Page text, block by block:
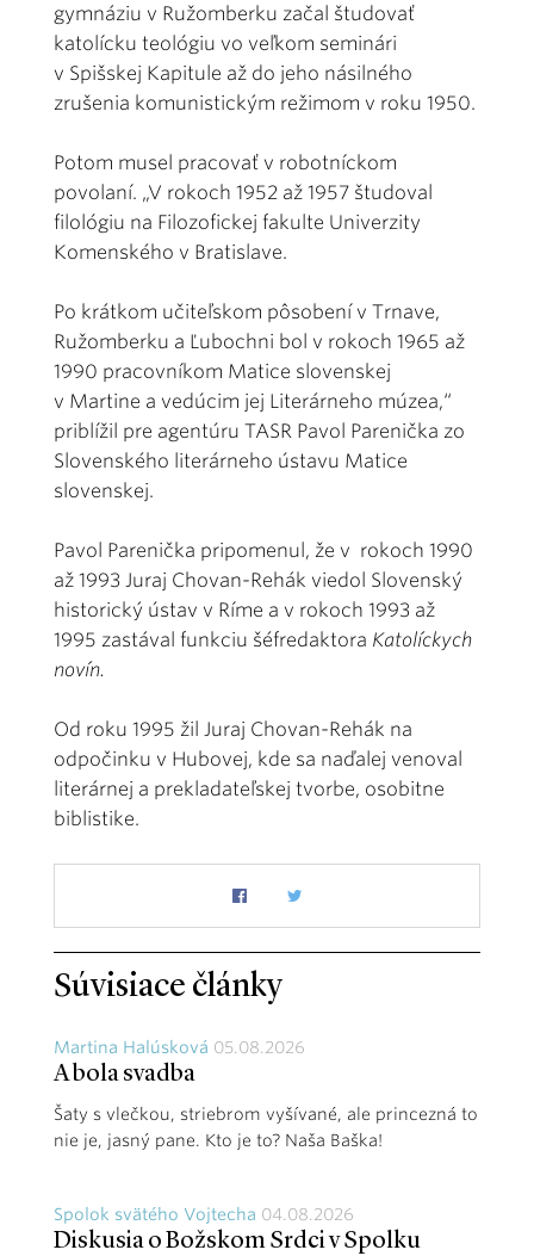
gymnáziu v Ružomberku začal študovať
katolícku teológiu vo veľkom seminári
v Spišskej Kapitule až do jeho násilného
zrušenia komunistickým režimom v roku 1950.
Potom musel pracovať v robotníckom
povolaní. „V rokoch 1952 až 1957 študoval
filológiu na Filozofickej fakulte Univerzity
Komenského v Bratislave.
Po krátkom učiteľskom pôsobení v Trnave,
Ružomberku a Ľubochni bol v rokoch 1965 až
1990 pracovníkom Matice slovenskej
v Martine a vedúcim jej Literárneho múzea,“
priblížil pre agentúru TASR Pavol Parenička zo
Slovenského literárneho ústavu Matice
slovenskej.
Pavol Parenička pripomenul, že v rokoch 1990
až 1993 Juraj Chovan-Rehák viedol Slovenský
historický ústav v Ríme a v rokoch 1993 až
1995 zastával funkciu šéfredaktora Katolíckych
novín.
Od roku 1995 žil Juraj Chovan-Rehák na
odpočinku v Hubovej, kde sa naďalej venoval
literárnej a prekladateľskej tvorbe, osobitne
biblistike.
Súvisiace články
Martina Halúsková 05.08.2026
A bola svadba
Šaty s vlečkou, striebrom vyšívané, ale princezná to
nie je, jasný pane. Kto je to? Naša Baška!
Spolok svätého Vojtecha 04.08.2026
Diskusia o Božskom Srdci v Spolku